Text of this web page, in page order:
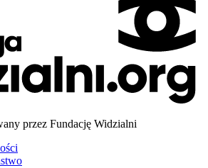
przez Fundację Widzialni